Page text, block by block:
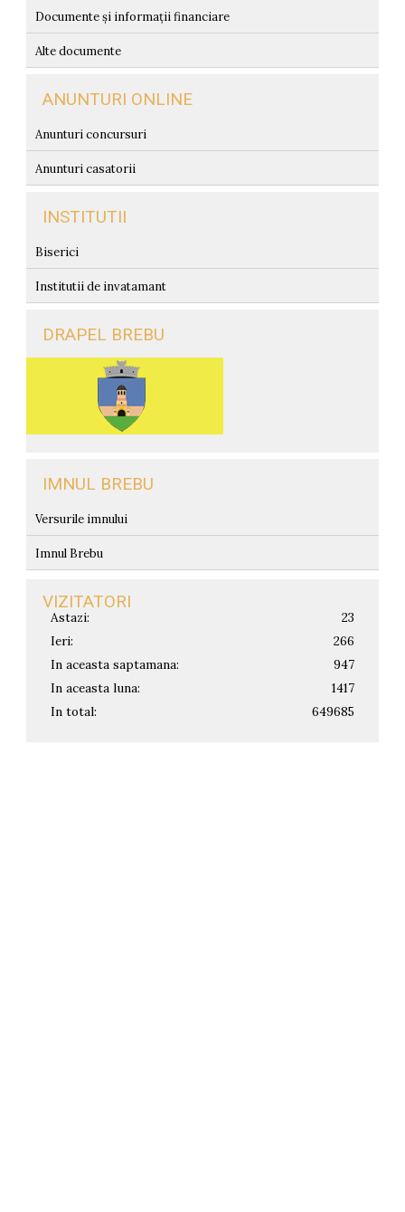
Documente și informații financiare
Alte documente
ANUNTURI ONLINE
Anunturi concursuri
Anunturi casatorii
INSTITUTII
Biserici
Institutii de invatamant
DRAPEL BREBU
IMNUL BREBU
Versurile imnului
Imnul Brebu
VIZITATORI
Astazi:
23
Ieri:
266
In aceasta saptamana:
947
In aceasta luna:
1417
In total:
649685